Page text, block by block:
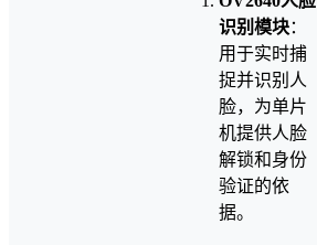
识别模块：
用于实时捕
捉并识别人
脸，为单片
机提供人脸
解锁和身份
验证的依
据。